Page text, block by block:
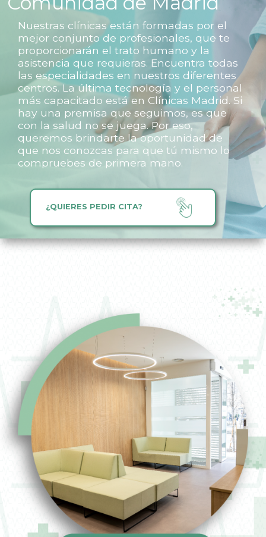
Nuestras clínicas están formadas por el
mejor conjunto de profesionales, que te
proporcionarán el trato humano y la
asistencia que requieras. Encuentra todas
las especialidades en nuestros diferentes
centros. La última tecnología y el personal
más capacitado está en Clínicas Madrid. Si
hay una premisa que seguimos, es que
con la salud no se juega. Por eso,
queremos brindarte la oportunidad de
que nos conozcas para que tú mismo lo
compruebes de primera mano.
¿QUIERES PEDIR CITA?